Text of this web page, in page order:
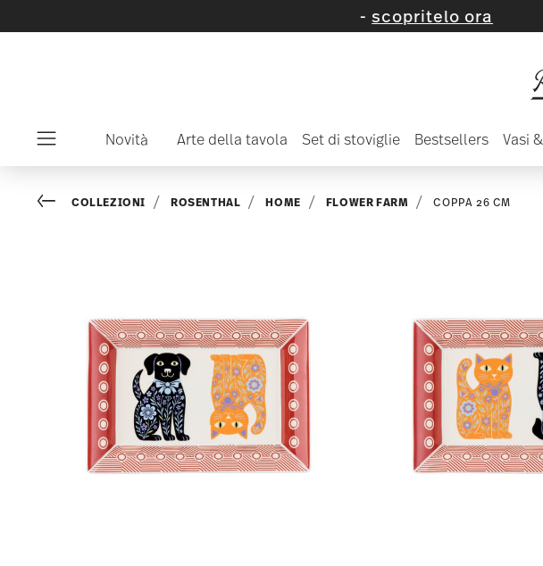
scopritelo ora
Novità Arte della tavola Set di stoviglie Bestsellers Vasi
Go backCOLLEZIONI ROSENTHAL HOME FLOWER FARM COPPA 26 CM